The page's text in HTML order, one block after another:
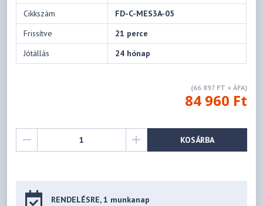
Cikkszám
FD-C-MES3A-05
Frissítve
21 perce
Jótállás
24 hónap
(66 897 FT + ÁFA)
84 960 Ft
KOSÁRBA
RENDELÉSRE, 1 munkanap